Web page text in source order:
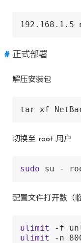
192.168.1.5
正式部署
解压安装包
tar xf
切换至 root 用户
sudo su -
配置文件打开数（
ulimit
ulimit
-n